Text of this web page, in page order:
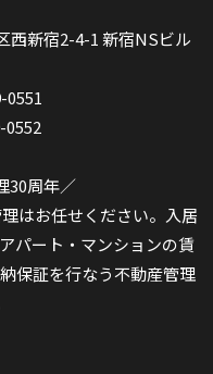
新宿2-4-1 新宿NSビル
0551
0552
30周年／
はお任せください。入居
パート・マンションの賃
保証を行なう不動産管理